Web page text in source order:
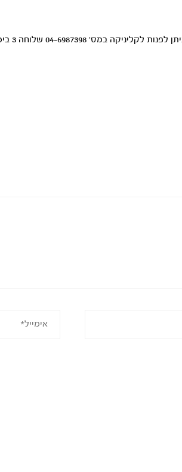
3 בימים א-ד בין השעות 9-15 בשורות טובות